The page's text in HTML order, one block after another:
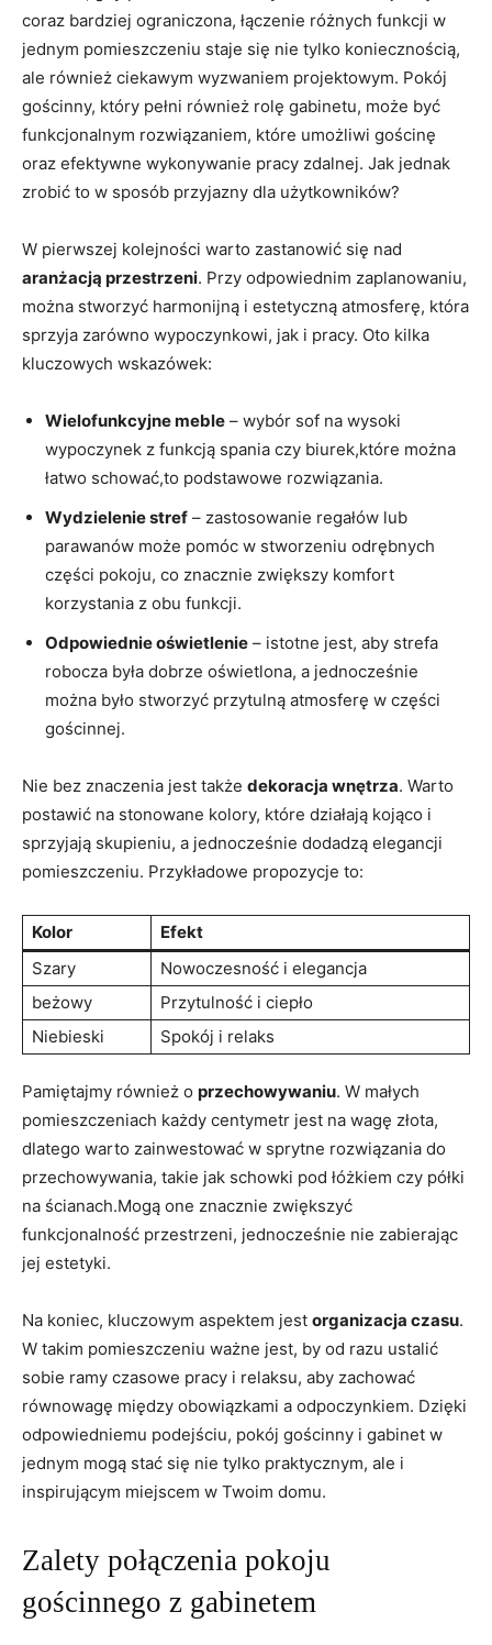
coraz bardziej ograniczona, łączenie różnych funkcji w
jednym pomieszczeniu staje się nie tylko koniecznością,
ale również ciekawym wyzwaniem projektowym. Pokój
gościnny, który pełni również rolę gabinetu, może być
funkcjonalnym rozwiązaniem, które umożliwi gościnę
oraz efektywne wykonywanie pracy zdalnej. Jak jednak
zrobić to w sposób przyjazny dla użytkowników?
W pierwszej kolejności warto zastanowić się nad
aranżacją przestrzeni. Przy odpowiednim zaplanowaniu,
można stworzyć harmonijną i estetyczną atmosferę, która
sprzyja zarówno wypoczynkowi, jak i pracy. Oto kilka
kluczowych wskazówek:
Wielofunkcyjne meble – wybór sof na wysoki
wypoczynek z funkcją spania czy biurek,które można
łatwo schować,to podstawowe rozwiązania.
Wydzielenie stref – zastosowanie regałów lub
parawanów może pomóc w stworzeniu odrębnych
części pokoju, co znacznie zwiększy komfort
korzystania z obu funkcji.
Odpowiednie oświetlenie – istotne jest, aby strefa
robocza była dobrze oświetlona, a jednocześnie
można było stworzyć przytulną atmosferę w części
gościnnej.
Nie bez znaczenia jest także dekoracja wnętrza. Warto
postawić na stonowane kolory, które działają kojąco i
sprzyjają skupieniu, a jednocześnie dodadzą elegancji
pomieszczeniu. Przykładowe propozycje to:
Kolor
Efekt
Szary
Nowoczesność i elegancja
beżowy
Przytulność i ciepło
Niebieski
Spokój i relaks
Pamiętajmy również o przechowywaniu. W małych
pomieszczeniach każdy centymetr jest na wagę złota,
dlatego warto zainwestować w sprytne rozwiązania do
przechowywania, takie jak schowki pod łóżkiem czy półki
na ścianach.Mogą one znacznie zwiększyć
funkcjonalność przestrzeni, jednocześnie nie zabierając
jej estetyki.
Na koniec, kluczowym aspektem jest organizacja czasu.
W takim pomieszczeniu ważne jest, by od razu ustalić
sobie ramy czasowe pracy i relaksu, aby zachować
równowagę między obowiązkami a odpoczynkiem. Dzięki
odpowiedniemu podejściu, pokój gościnny i gabinet w
jednym mogą stać się nie tylko praktycznym, ale i
inspirującym miejscem w Twoim domu.
Zalety połączenia pokoju
gościnnego z gabinetem